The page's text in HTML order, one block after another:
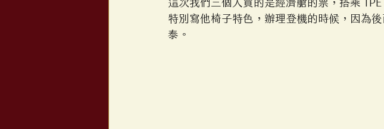
這次我們三個人買的是經濟艙的票，搭乘
特別寫他椅子特色，辦理登機的時候，因為
泰。